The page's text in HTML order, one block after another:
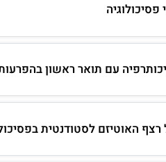
עם תואר ראשון
האוטיזם לסטודנטית